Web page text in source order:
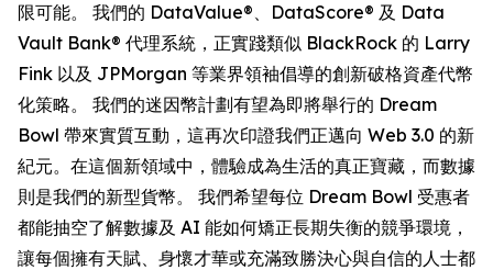
限可能。 我們的 DataValue®、DataScore® 及 Data
Vault Bank® 代理系統，正實踐類似 BlackRock 的 Larry
Fink 以及 JPMorgan 等業界領袖倡導的創新破格資產代幣
化策略。 我們的迷因幣計劃有望為即將舉行的 Dream
Bowl 帶來實質互動，這再次印證我們正邁向 Web 3.0 的新
紀元。在這個新領域中，體驗成為生活的真正寶藏，而數據
則是我們的新型貨幣。 我們希望每位 Dream Bowl 受惠者
都能抽空了解數據及 AI 能如何矯正長期失衡的競爭環境，
讓每個擁有天賦、身懷才華或充滿致勝決心與自信的人士都